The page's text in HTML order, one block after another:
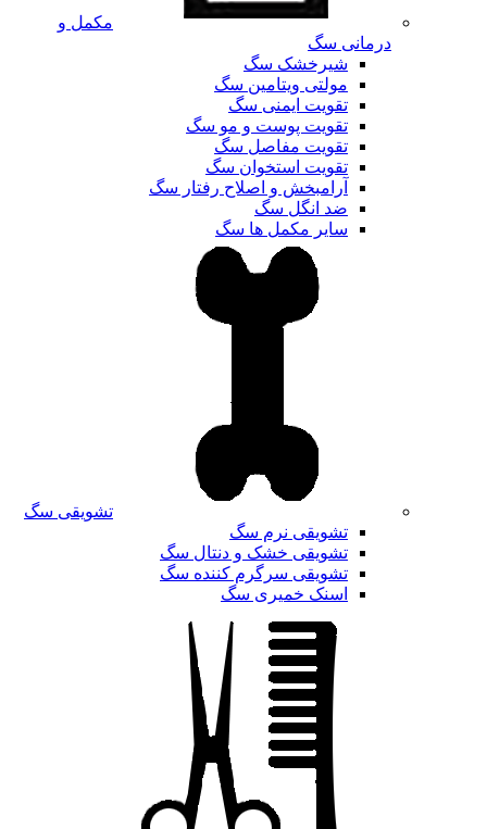
مکمل و
درمانی سگ
شیرخشک سگ
مولتی ویتامین سگ
تقویت ایمنی سگ
تقویت پوست و مو سگ
تقویت مفاصل سگ
تقویت استخوان سگ
آرامبخش و اصلاح رفتار سگ
ضد انگل سگ
سایر مکمل ها سگ
تشویقی سگ
تشویقی نرم سگ
تشویقی خشک و دنتال سگ
تشویقی سرگرم کننده سگ
اسنک خمیری سگ